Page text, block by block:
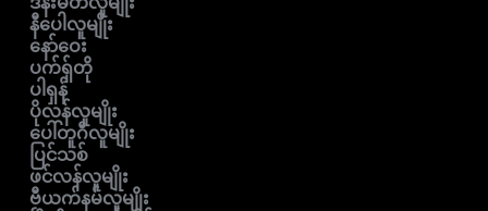
နီပေါလူမျိုး
နော်ဝေး
ပက်ရှ်တို
ပါရှန်
ပိုလန်လူမျိုး
ပေါ်တူဂီလူမျိုး
ပြင်သစ်
ဖင်လန်လူမျိုး
ဗီယက်နမ်လူမျိုး